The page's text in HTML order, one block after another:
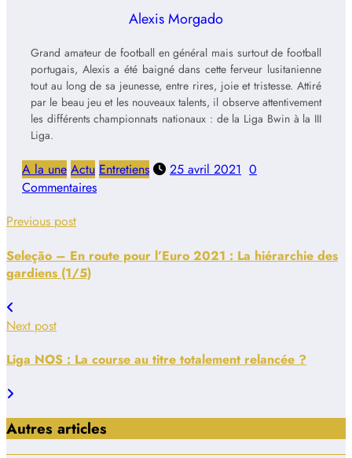
Alexis Morgado
Grand amateur de football en général mais surtout de football
portugais, Alexis a été baigné dans cette ferveur lusitanienne
tout au long de sa jeunesse, entre rires, joie et tristesse. Attiré
par le beau jeu et les nouveaux talents, il observe attentivement
les différents championnats nationaux : de la Liga Bwin à la III
Liga.
A la une Actu Entretiens 25 avril 2021 0
Commentaires
Previous post
Seleção – En route pour l’Euro 2021 : La hiérarchie des
gardiens (1/5)
Next post
Liga NOS : La course au titre totalement relancée ?
Autres articles